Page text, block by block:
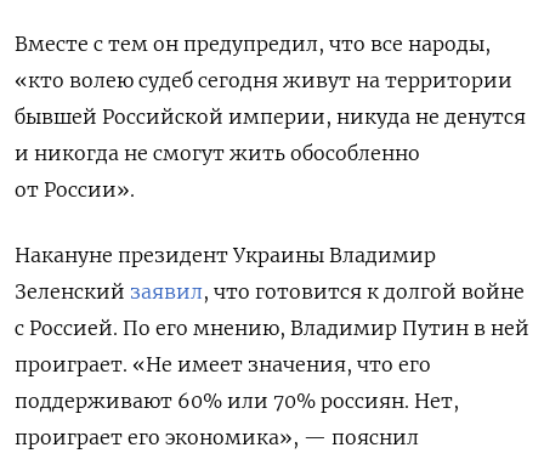
Вместе с тем он предупредил, что все народы,
«кто волею судеб сегодня живут на территории
бывшей Российской империи, никуда не денутся
и никогда не смогут жить обособленно
от России».
Накануне президент Украины Владимир
Зеленский заявил, что готовится к долгой войне
с Россией. По его мнению, Владимир Путин в ней
проиграет. «Не имеет значения, что его
поддерживают 60% или 70% россиян. Нет,
проиграет его экономика», — пояснил